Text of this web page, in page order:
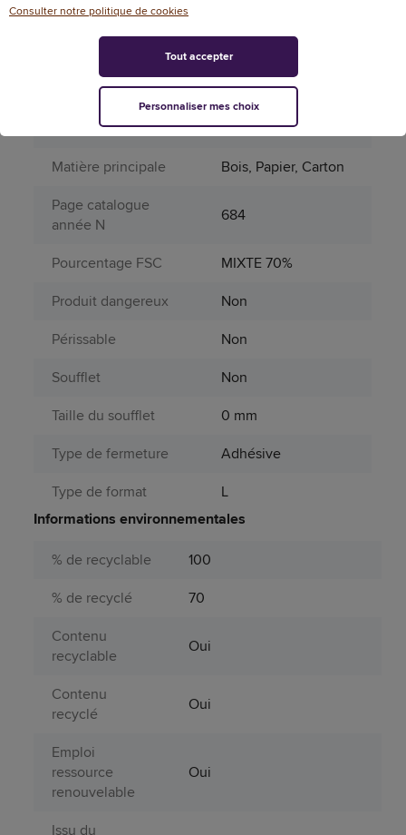
Format de la
pochette de
460 x 470 mm
Grammage
79
Oui
Matière principale
Bois, Papier, Carton
Page catalogue
année N
684
Pourcentage FSC
MIXTE 70%
Produit dangereux
Non
Périssable
Non
Soufflet
Non
Taille du soufflet
0 mm
Type de fermeture
Adhésive
Type de format
L
Informations environnementales
% de recyclable
100
% de recyclé
70
Contenu
recyclable
Oui
Contenu
recyclé
Oui
Emploi
ressource
renouvelable
Oui
Issu du
Consulter notre politique de cookies
Personnaliser mes choix
Tout accepter